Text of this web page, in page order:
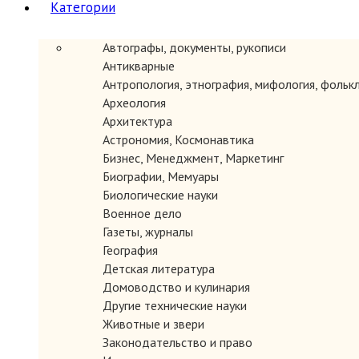
Категории
Автографы, документы, рукописи
Антикварные
Антропология, этнография, мифология,
Археология
Архитектура
Астрономия, Космонавтика
Бизнес, Менеджмент, Маркетинг
Биографии, Мемуары
Биологические науки
Военное дело
Газеты, журналы
География
Детская литература
Домоводство и кулинария
Другие технические науки
Животные и звери
Законодательство и право